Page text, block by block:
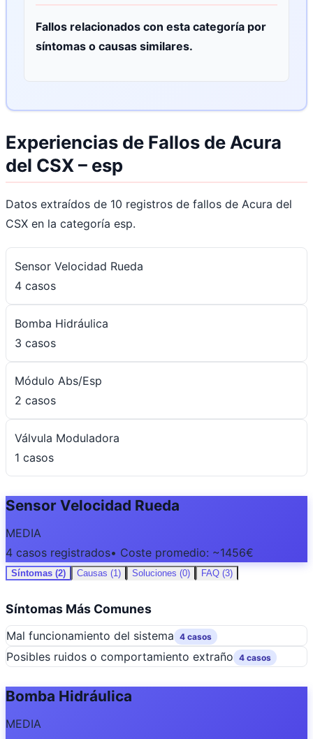
Fallos relacionados con esta categoría por
síntomas o causas similares.
Experiencias de Fallos de Acura
del CSX – esp
Datos extraídos de 10 registros de fallos de Acura del
CSX en la categoría esp.
Sensor Velocidad Rueda
4 casos
Bomba Hidráulica
3 casos
Módulo Abs/Esp
2 casos
Válvula Moduladora
1 casos
Sensor Velocidad Rueda
MEDIA
4 casos registrados• Coste promedio: ~1456€
Síntomas (2) Causas (1) Soluciones (0) FAQ (3)
Síntomas Más Comunes
Mal funcionamiento del sistema 4 casos
Posibles ruidos o comportamiento extraño 4 casos
Bomba Hidráulica
MEDIA